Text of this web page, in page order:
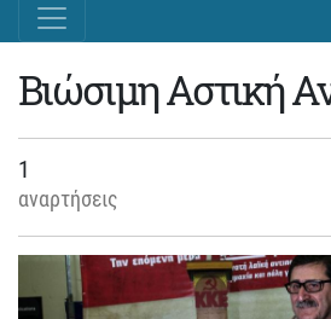
Βιώσιμη Αστική
1
αναρτήσεις